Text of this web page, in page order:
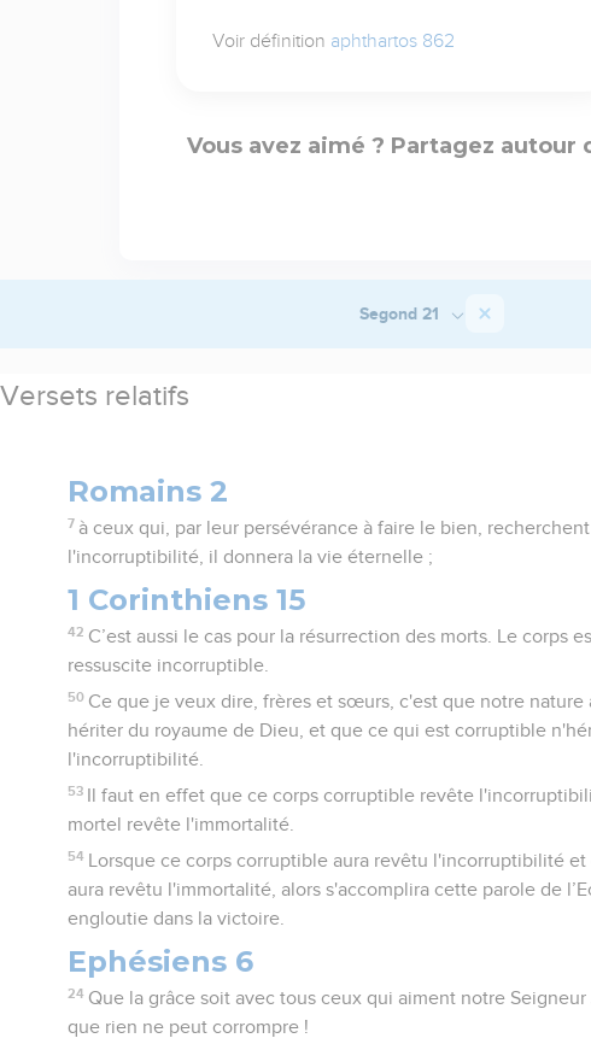
Voir définition aphthartos 862
Vous avez aimé ? Partagez autour
Segond 21
Versets relatifs
Romains 2
7 à ceux qui, par leur persévérance à faire le bien,
l'incorruptibilité, il donnera la vie éternelle ;
1 Corinthiens 15
42 C’est aussi le cas pour la résurrection des morts. Le corps
ressuscite incorruptible.
50 Ce que je veux dire, frères et sœurs, c'est que notre nature
hériter du royaume de Dieu, et que ce qui est corruptible
l'incorruptibilité.
53
Il faut en effet que ce corps corruptible revête
mortel revête l'immortalité.
54
Lorsque ce corps corruptible aura revêtu l'incorruptibilité et
aura revêtu l'immortalité, alors s'accomplira cette parole de
engloutie dans la victoire.
Ephésiens 6
24 Que la grâce soit avec tous ceux qui aiment notre
que rien ne peut corrompre !